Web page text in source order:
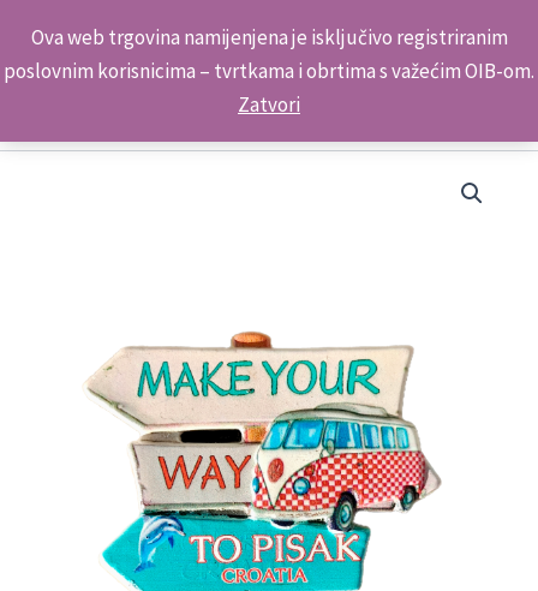
Ova web trgovina namijenjena je isključivo registriranim
poslovnim korisnicima – tvrtkama i obrtima s važećim OIB-om.
Zatvori
content
Kontakt telefon: +385 98 179 3891